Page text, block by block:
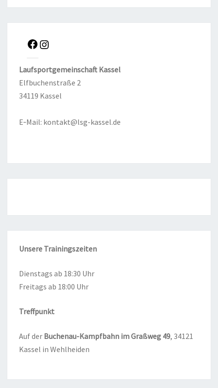
Lauf­sport­ge­mein­schaft Kas­sel
Elf­bu­chen­stra­ße 2
34119 Kas­sel
E‑Mail: kontakt@lsg-kassel.de
Unse­re Trai­nings­zei­ten
Diens­tags ab 18:30 Uhr
Frei­tags ab 18:00 Uhr
Treff­punkt
Auf der Buchen­au-Kampf­bahn im Graß­weg 49, 34121
Kas­sel in Wehlheiden